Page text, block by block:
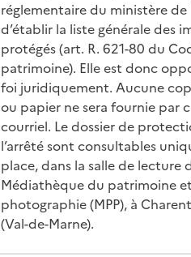
réglementaire du ministère
d’établir la liste générale des
protégés (art. R. 621-80 du
patrimoine). Elle est donc
foi juridiquement. Aucune
ou papier ne sera fournie par
courriel. Le dossier de
l’arrêté sont consultables
place, dans la salle de lecture
Médiathèque du patrimoine
photographie (MPP), à
(Val-de-Marne).